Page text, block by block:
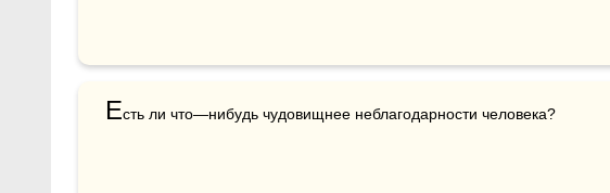
Есть ли что—нибудь чудовищнее неблагодарности человека?